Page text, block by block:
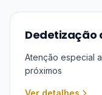
Dedetização
Atenção especial
próximos